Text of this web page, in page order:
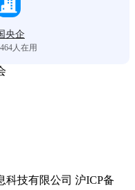
央企
人在用
科技有限公司 沪ICP备